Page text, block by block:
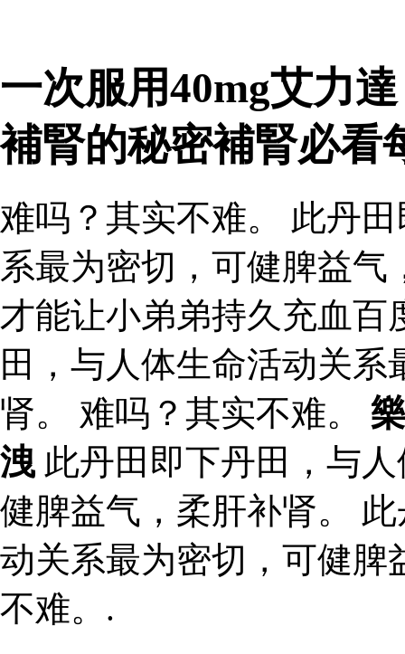
一次服用40mg艾力
補腎的秘密補腎必看
难吗？其实不难。 此丹
系最为密切，可健脾益气
才能让小弟弟持久充血百
田，与人体生命活动关
肾。 难吗？其实不难。
洩 此丹田即下丹田，与
健脾益气，柔肝补肾。
动关系最为密切，可健脾
不难。.